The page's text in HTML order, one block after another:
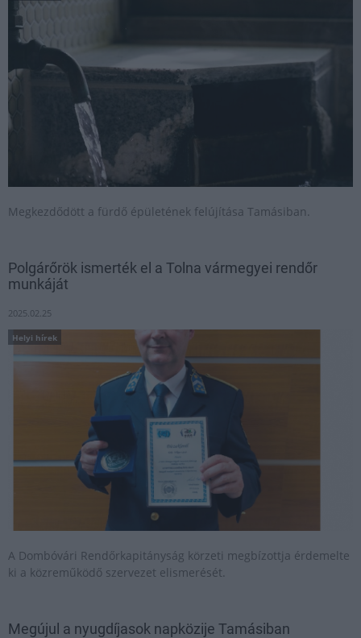
Megkezdődött a fürdő épületének felújítása Tamásiban.
Polgárőrök ismerték el a Tolna vármegyei rendőr
munkáját
2025.02.25
Helyi hírek
A Dombóvári Rendőrkapitányság körzeti megbízottja érdemelte
ki a közreműködő szervezet elismerését.
Megújul a nyugdíjasok napközije Tamásiban